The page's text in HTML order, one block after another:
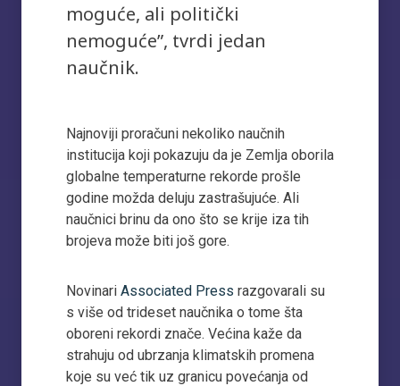
moguće, ali politički
nemoguće”, tvrdi jedan
naučnik.
Najnoviji proračuni nekoliko naučnih
institucija koji pokazuju da je Zemlja oborila
globalne temperaturne rekorde prošle
godine možda deluju zastrašujuće. Ali
naučnici brinu da ono što se krije iza tih
brojeva može biti još gore.
Novinari Associated Press razgovarali su
s više od trideset naučnika o tome šta
oboreni rekordi znače. Većina kaže da
strahuju od ubrzanja klimatskih promena
koje su već tik uz granicu povećanja od